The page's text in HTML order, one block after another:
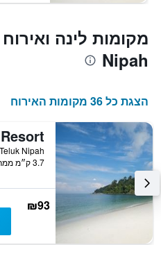
Nipah
הצגת כל 36 מקומות האירוח
3.7 ק״מ ממרכז העיר
₪93